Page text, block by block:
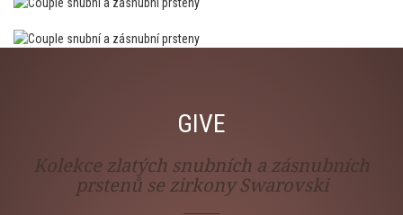
GIVE
Kolekce zlatých snubních a zásnubních
prstenů se zirkony Swarovski